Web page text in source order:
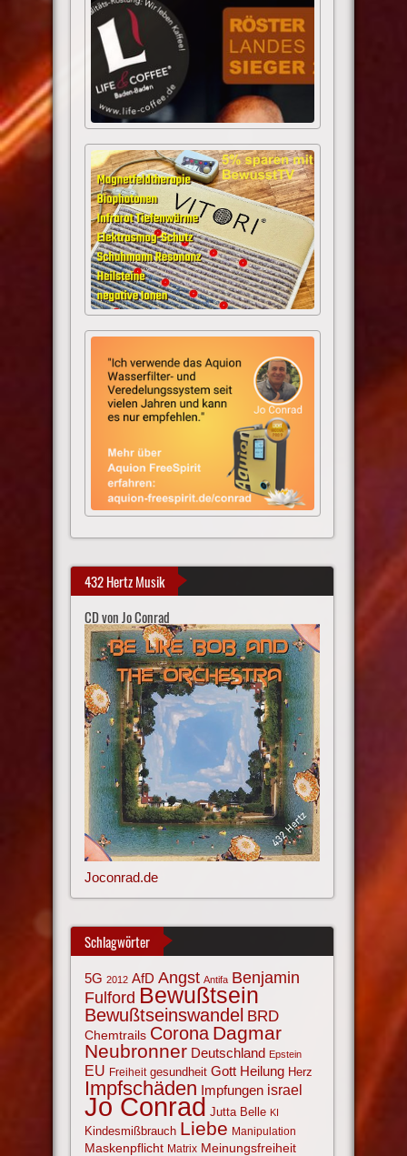
432 Hertz Musik
CD von Jo Conrad
Joconrad.de
Schlagwörter
5G 2012 AfD Angst Antifa Benjamin
Fulford Bewußtsein
Bewußtseinswandel BRD
Chemtrails Corona Dagmar
Neubronner Deutschland Epstein
EU Freiheit gesundheit Gott Heilung Herz
Impfschäden Impfungen israel
Jo Conrad Jutta Belle KI
Kindesmißbrauch Liebe Manipulation
Maskenpflicht Matrix Meinungsfreiheit